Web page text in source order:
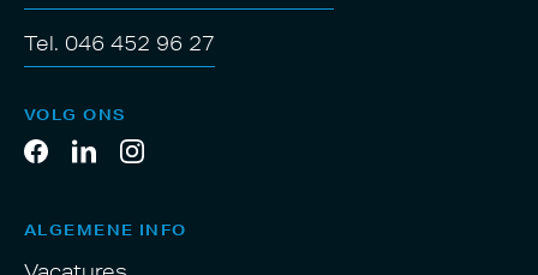
Tel. 046 452 96 27
VOLG ONS
ALGEMENE INFO